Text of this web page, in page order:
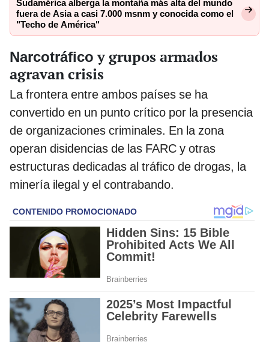
Sudamérica alberga la montaña más alta del mundo
fuera de Asia a casi 7.000 msnm y conocida como el
"Techo de América"
Narcotráfico y grupos armados
agravan crisis
La frontera entre ambos países se ha
convertido en un punto crítico por la presencia
de organizaciones criminales. En la zona
operan disidencias de las FARC y otras
estructuras dedicadas al tráfico de drogas, la
minería ilegal y el contrabando.